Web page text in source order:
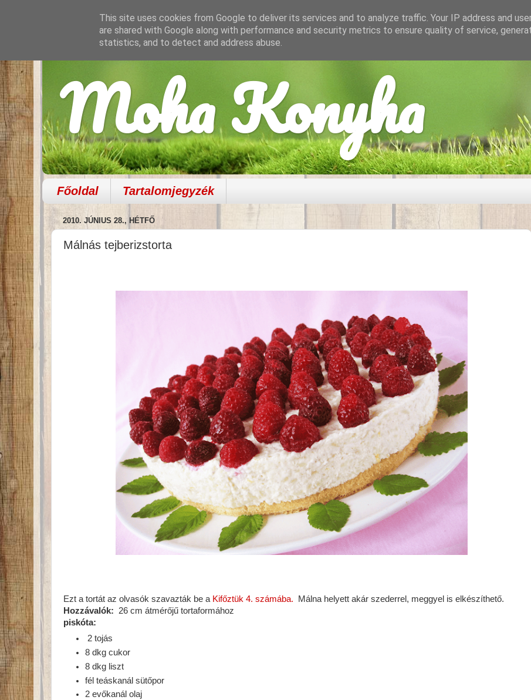
Moha Konyha
Főoldal Tartalomjegyzék
2010. JÚNIUS 28., HÉTFŐ
Málnás tejberizstorta
Ezt a tortát az olvasók szavazták be a Kifőztük 4. számába. Málna helyett akár szederrel, meggyel is elkészíthető.
Hozzávalók: 26 cm átmérőjű tortaformához
piskóta:
2 tojás
8 dkg cukor
8 dkg liszt
fél teáskanál sütőpor
2 evőkanál olaj
This site uses cookies from Google to deliver its services and to analyze traffic. Your IP address and
are shared with Google along with performance and security metrics to ensure quality of service,
statistics, and to detect and address abuse.